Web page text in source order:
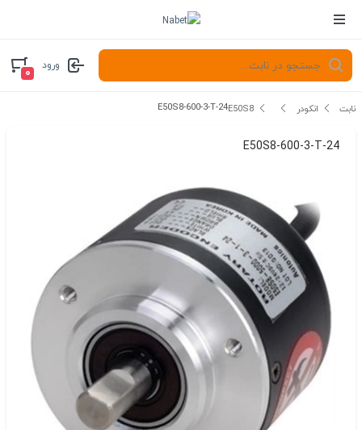
ورود
۰
نابت انکودر E50S8
E50S8-600-3-T-24
E50S8-600-3-T-24